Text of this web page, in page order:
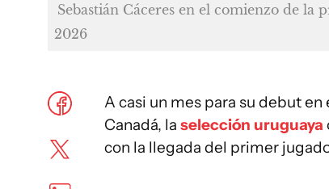
Sebastián Cáceres en el comienzo de
2026
A casi un mes para su debut en
Canadá, la selección uruguaya
con la llegada del primer